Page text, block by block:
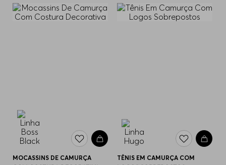
MOCASSINS DE CAMURÇA
TÊNIS EM CAMURÇA COM